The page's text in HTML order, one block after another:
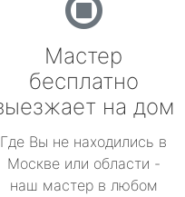
Мастер
бесплатно
на дом
Где Вы не находились в
Москве или области -
наш мастер в любом